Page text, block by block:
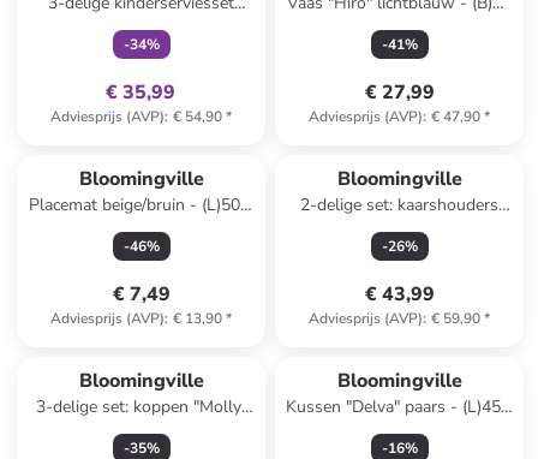
"Charlie" wit/lichtblauw
-34%
€ 35,99
Adviesprijs (AVP): € 54,90*
x (H)21 x (D)13,5 cm
-41%
€ 27,99
Adviesprijs (AVP): € 47,90*
Bloomingville
Placemat beige/bruin - (L)50 x
(B)35 cm
-46%
€ 7,49
Adviesprijs (AVP): € 13,90*
Bloomingville
2-delige set: kaarshouders
''Mamie'' beige/bruin
-26%
€ 43,99
Adviesprijs (AVP): € 59,90*
Bloomingville
3-delige set: koppen "Molly"
-35%
Bloomingville
Kussen "Delva" paars - (L)45 x
(B)45 cm
-16%